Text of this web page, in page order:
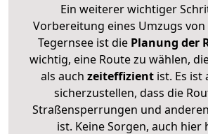
Ein weiterer wichtiger
Vorbereitung eines Umzugs
Tegernsee ist die Planung der
wichtig, eine Route zu wählen,
als auch zeiteffizientist. Es ist
sicherzustellen, dass die
Straßensperrungen und
ist. Keine Sorgen, auch hier